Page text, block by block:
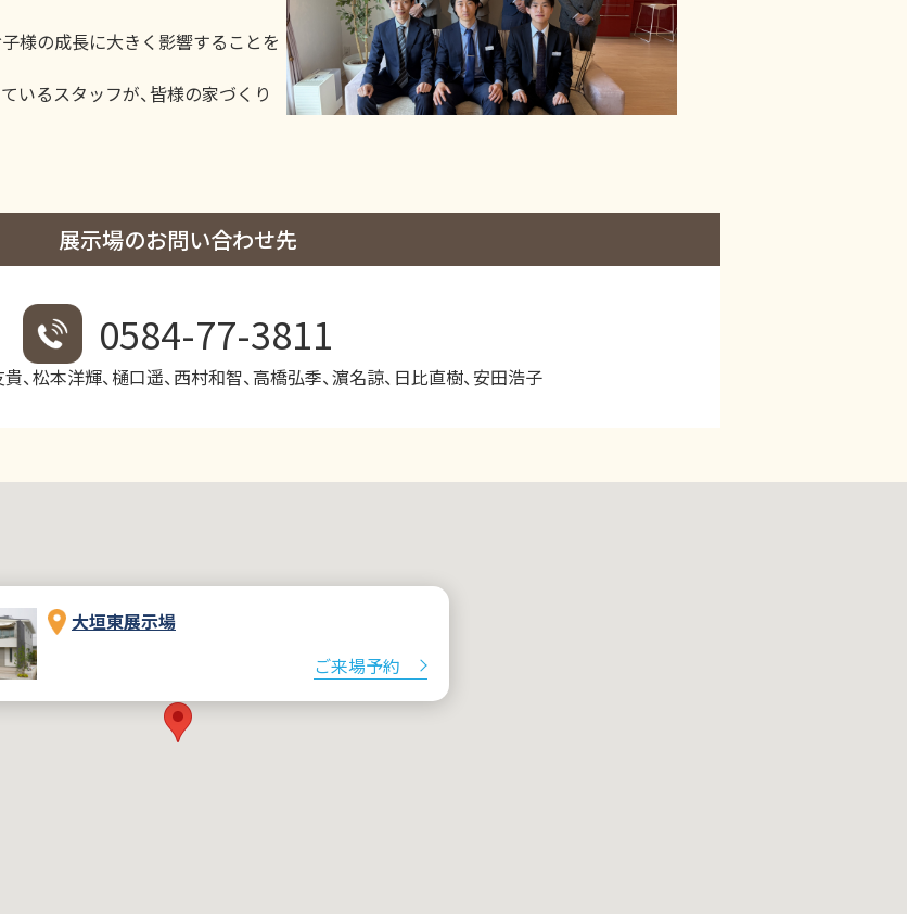
様の成長に大きく影響することを
いるスタッフが、皆様の家づくり
展示場のお問い合わせ先
0584-77-3811
、松本洋輝、樋口遥、西村和智、高橋弘季、濵名諒、日比直樹、安田浩子
大垣東展示場
ご来場予約